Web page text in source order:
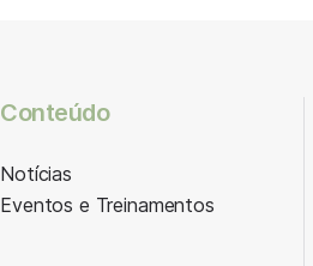
Conteúdo
Notícias
Eventos e Treinamentos